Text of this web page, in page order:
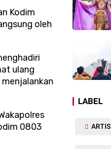
Kodim
oleh
ulang
0803
LABEL
ARTIS